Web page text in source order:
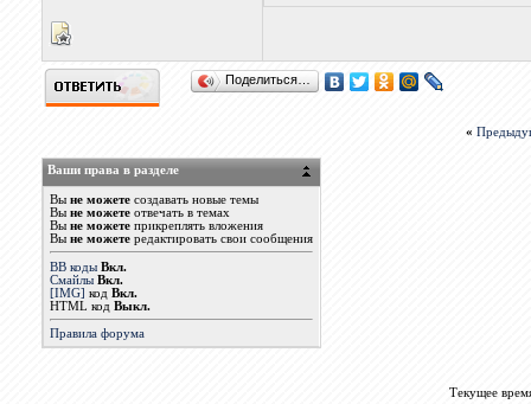
Поделиться…
«
Ваши права в разделе
Вы не можетесоздавать новые темы
Вы не можетеотвечать в темах
Вы не можетеприкреплять вложения
Вы не можетередактировать свои сообщения
BB коды Вкл.
Смайлы Вкл.
[IMG] код Вкл.
HTML код Выкл.
Правила форума
Текущее